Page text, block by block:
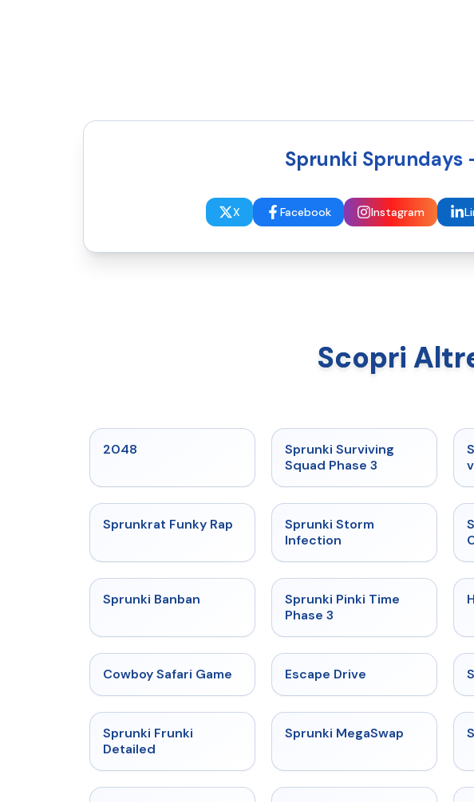
Sprunki Sprundays
X Facebook Instagram
Scopri
2048 ★
Sprunki Surviving
Squad Phase 3
★ 4.7
Sprunkrat Funky Rap
Sprunki Storm
Infection
Sprunki Banban ★
Sprunki Pinki Time
Phase 3
★
Cowboy Safari Game Escape Drive
Sprunki Frunki
Detailed
★ 4.5
Sprunki MegaSwap